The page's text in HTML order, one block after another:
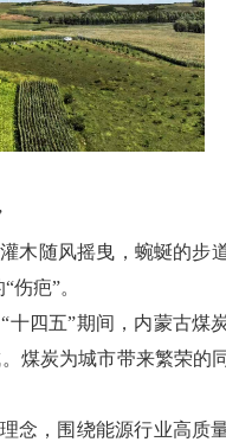
木随风摇曳，蜿蜒的步
“伤疤”。
“十四五”期间，内蒙古煤
煤炭为城市带来繁荣的
念，围绕能源行业高质